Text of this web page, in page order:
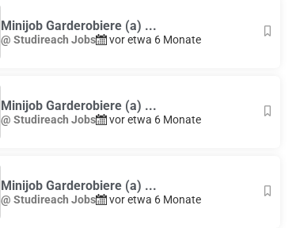
Minijob Garderobiere (a) ...
@ Studireach Jobs vor etwa 6 Monate
Minijob Garderobiere (a) ...
@ Studireach Jobs vor etwa 6 Monate
Minijob Garderobiere (a) ...
@ Studireach Jobs vor etwa 6 Monate